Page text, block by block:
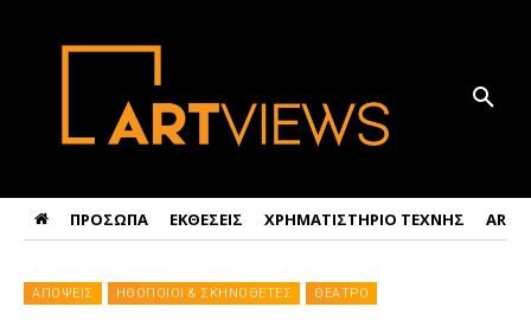
ΠΡΟΣΩΠΑ ΕΚΘΕΣΕΙΣ ΧΡΗΜΑΤΙΣΤΗΡΙΟ ΤΕΧΝΗΣ ART
ΑΠΟΨΕΙΣ ΗΘΟΠΟΙΟΙ & ΣΚΗΝΟΘΕΤΕΣ ΘΕΑΤΡΟ